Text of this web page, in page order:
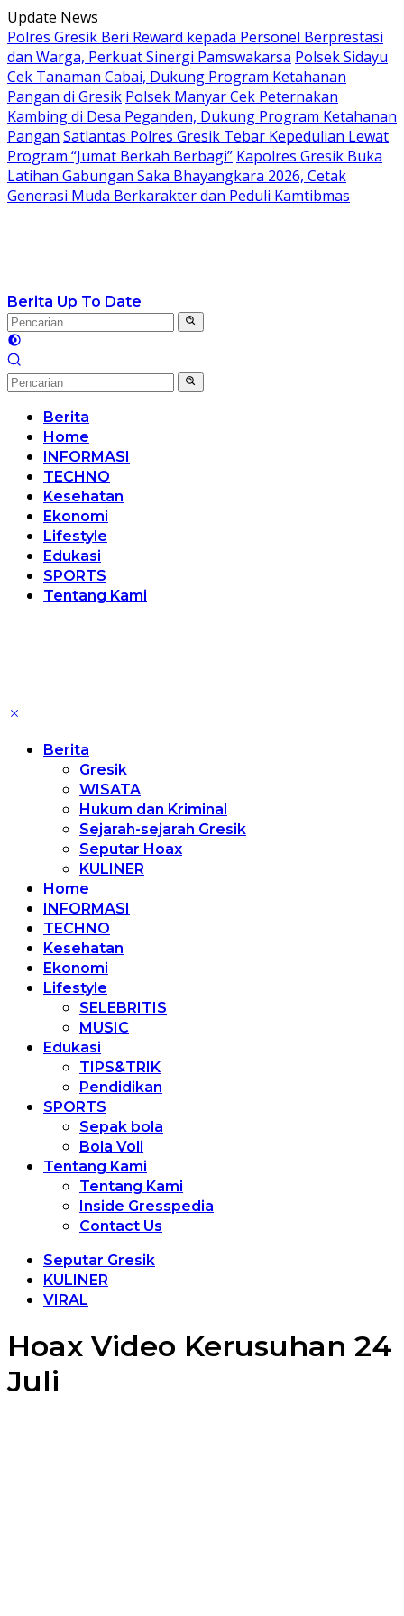
Langsung
ke
konten
Update News
Polres Gresik Beri Reward kepada Personel Berprestasi
dan Warga, Perkuat Sinergi Pamswakarsa Polsek Sidayu
Cek Tanaman Cabai, Dukung Program Ketahanan
Pangan di Gresik Polsek Manyar Cek Peternakan
Kambing di Desa Peganden, Dukung Program Ketahanan
Pangan Satlantas Polres Gresik Tebar Kepedulian Lewat
Program “Jumat Berkah Berbagi” Kapolres Gresik Buka
Latihan Gabungan Saka Bhayangkara 2026, Cetak
Generasi Muda Berkarakter dan Peduli Kamtibmas
Berita Up To Date
Berita
Home
INFORMASI
TECHNO
Kesehatan
Ekonomi
Lifestyle
Edukasi
SPORTS
Tentang Kami
Berita
Gresik
WISATA
Hukum dan Kriminal
Sejarah-sejarah Gresik
Seputar Hoax
KULINER
Home
INFORMASI
TECHNO
Kesehatan
Ekonomi
Lifestyle
SELEBRITIS
MUSIC
Edukasi
TIPS&TRIK
Pendidikan
SPORTS
Sepak bola
Bola Voli
Tentang Kami
Tentang Kami
Inside Gresspedia
Contact Us
Seputar Gresik
KULINER
VIRAL
Hoax Video Kerusuhan 24
Juli